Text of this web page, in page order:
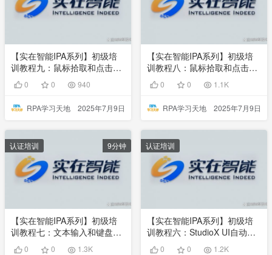
【实在智能IPA系列】初级培
训教程九：鼠标拾取和点击操
作 0 0 940
RPA学习天地 2025年7月9日
【实在智能IPA系列】初级培
训教程八：鼠标拾取和点击操
作 0 0 1.1K
RPA学习天地 2025年7月9日
认证培训 9分钟
【实在智能IPA系列】初级培
训教程七：文本输入和键盘操
作 0 0 1.3K
认证培训
【实在智能IPA系列】初级培
训教程六：StudioX UI自动化
操作0 0 1.2K